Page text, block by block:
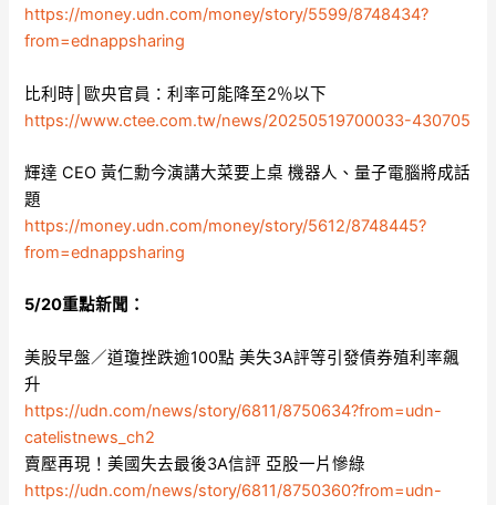
https://money.udn.com/money/story/5599/8748434?
from=ednappsharing
比利時│歐央官員：利率可能降至2％以下
https://www.ctee.com.tw/news/20250519700033-430705
輝達 CEO 黃仁勳今演講大菜要上桌 機器人、量子電腦將成話
題
https://money.udn.com/money/story/5612/8748445?
from=ednappsharing
5/20重點新聞：
美股早盤／道瓊挫跌逾100點 美失3A評等引發債券殖利率飆
升
https://udn.com/news/story/6811/8750634?from=udn-
catelistnews_ch2
賣壓再現！美國失去最後3A信評 亞股一片慘綠
https://udn.com/news/story/6811/8750360?from=udn-